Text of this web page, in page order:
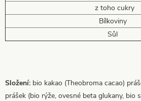
z toho cukry
Bílkoviny
Sůl
Složení: bio kakao (Theobroma cacao)
prášek (bio rýže, ovesné beta glukany, bio